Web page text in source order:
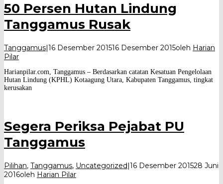
50 Persen Hutan Lindung
Tanggamus Rusak
Tanggamus|16 Desember 201516 Desember 2015oleh Harian
Pilar
Harianpilar.com, Tanggamus – Berdasarkan catatan Kesatuan Pengelolaan
Hutan Lindung (KPHL) Kotaagung Utara, Kabupaten Tanggamus, tingkat
kerusakan
Segera Periksa Pejabat PU
Tanggamus
Pilihan, Tanggamus, Uncategorized|16 Desember 201528 Juni
2016oleh Harian Pilar